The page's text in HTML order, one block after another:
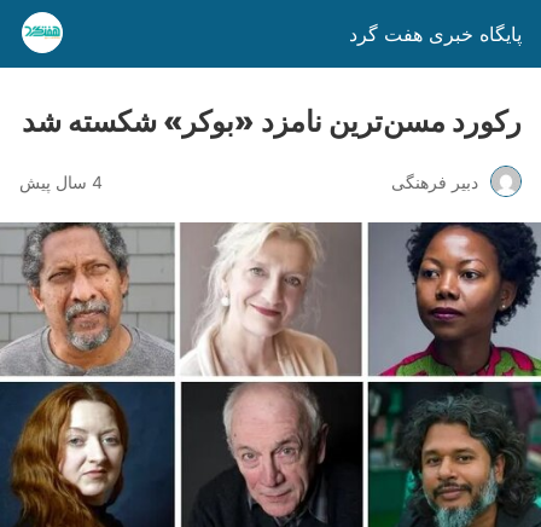
پایگاه خبری هفت گرد
رکورد مسن‌ترین نامزد «بوکر» شکسته شد
دبیر فرهنگی 4 سال پیش